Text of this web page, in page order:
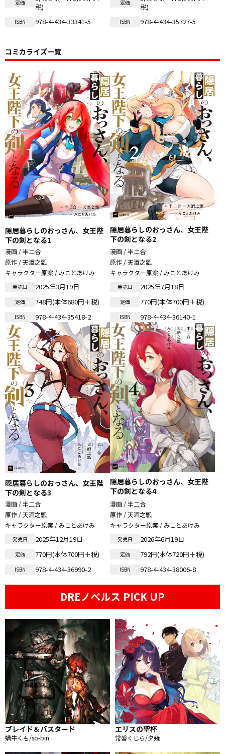
定価
税)
ISBN 978-4-434-33341-5
定価
税)
ISBN 978-4-434-35727-5
コミカライズ一覧
隠居暮らしのおっさん、女王陛
下の剣となる1
漫画 / 半二合
原作 / 天酒之瓢
キャラクター原案 / みことあけみ
発売日 2025年3月19日
定価 748円(本体680円＋税)
ISBN 978-4-434-35418-2
隠居暮らしのおっさん、女王陛
下の剣となる2
漫画 / 半二合
原作 / 天酒之瓢
キャラクター原案 / みことあけみ
発売日 2025年7月18日
定価 770円(本体700円＋税)
ISBN 978-4-434-36140-1
隠居暮らしのおっさん、女王陛
下の剣となる3
漫画 / 半二合
原作 / 天酒之瓢
キャラクター原案 / みことあけみ
発売日 2025年12月19日
定価 770円(本体700円＋税)
ISBN 978-4-434-36990-2
隠居暮らしのおっさん、女王陛
下の剣となる4
漫画 / 半二合
原作 / 天酒之瓢
キャラクター原案 / みことあけみ
発売日 2026年6月19日
定価 792円(本体720円＋税)
ISBN 978-4-434-38006-8
DREノベルス PICK UP
ブレイド＆バスタード
蝸牛くも/so-bin
エリスの聖杯
常磐くじら/夕薙